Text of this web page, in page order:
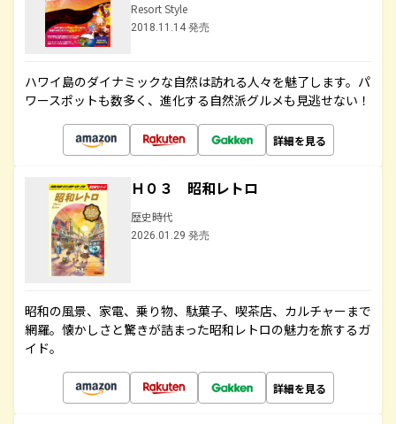
Resort Style
2018.11.14 発売
ハワイ島のダイナミックな自然は訪れる人々を魅了します。パ
ワースポットも数多く、進化する自然派グルメも見逃せない！
詳細を見る
Ｈ０３ 昭和レトロ
歴史時代
2026.01.29 発売
昭和の風景、家電、乗り物、駄菓子、喫茶店、カルチャーまで
網羅。懐かしさと驚きが詰まった昭和レトロの魅力を旅するガ
イド。
詳細を見る